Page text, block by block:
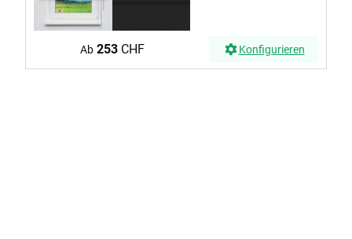
Ab 253CHF Konfigurieren